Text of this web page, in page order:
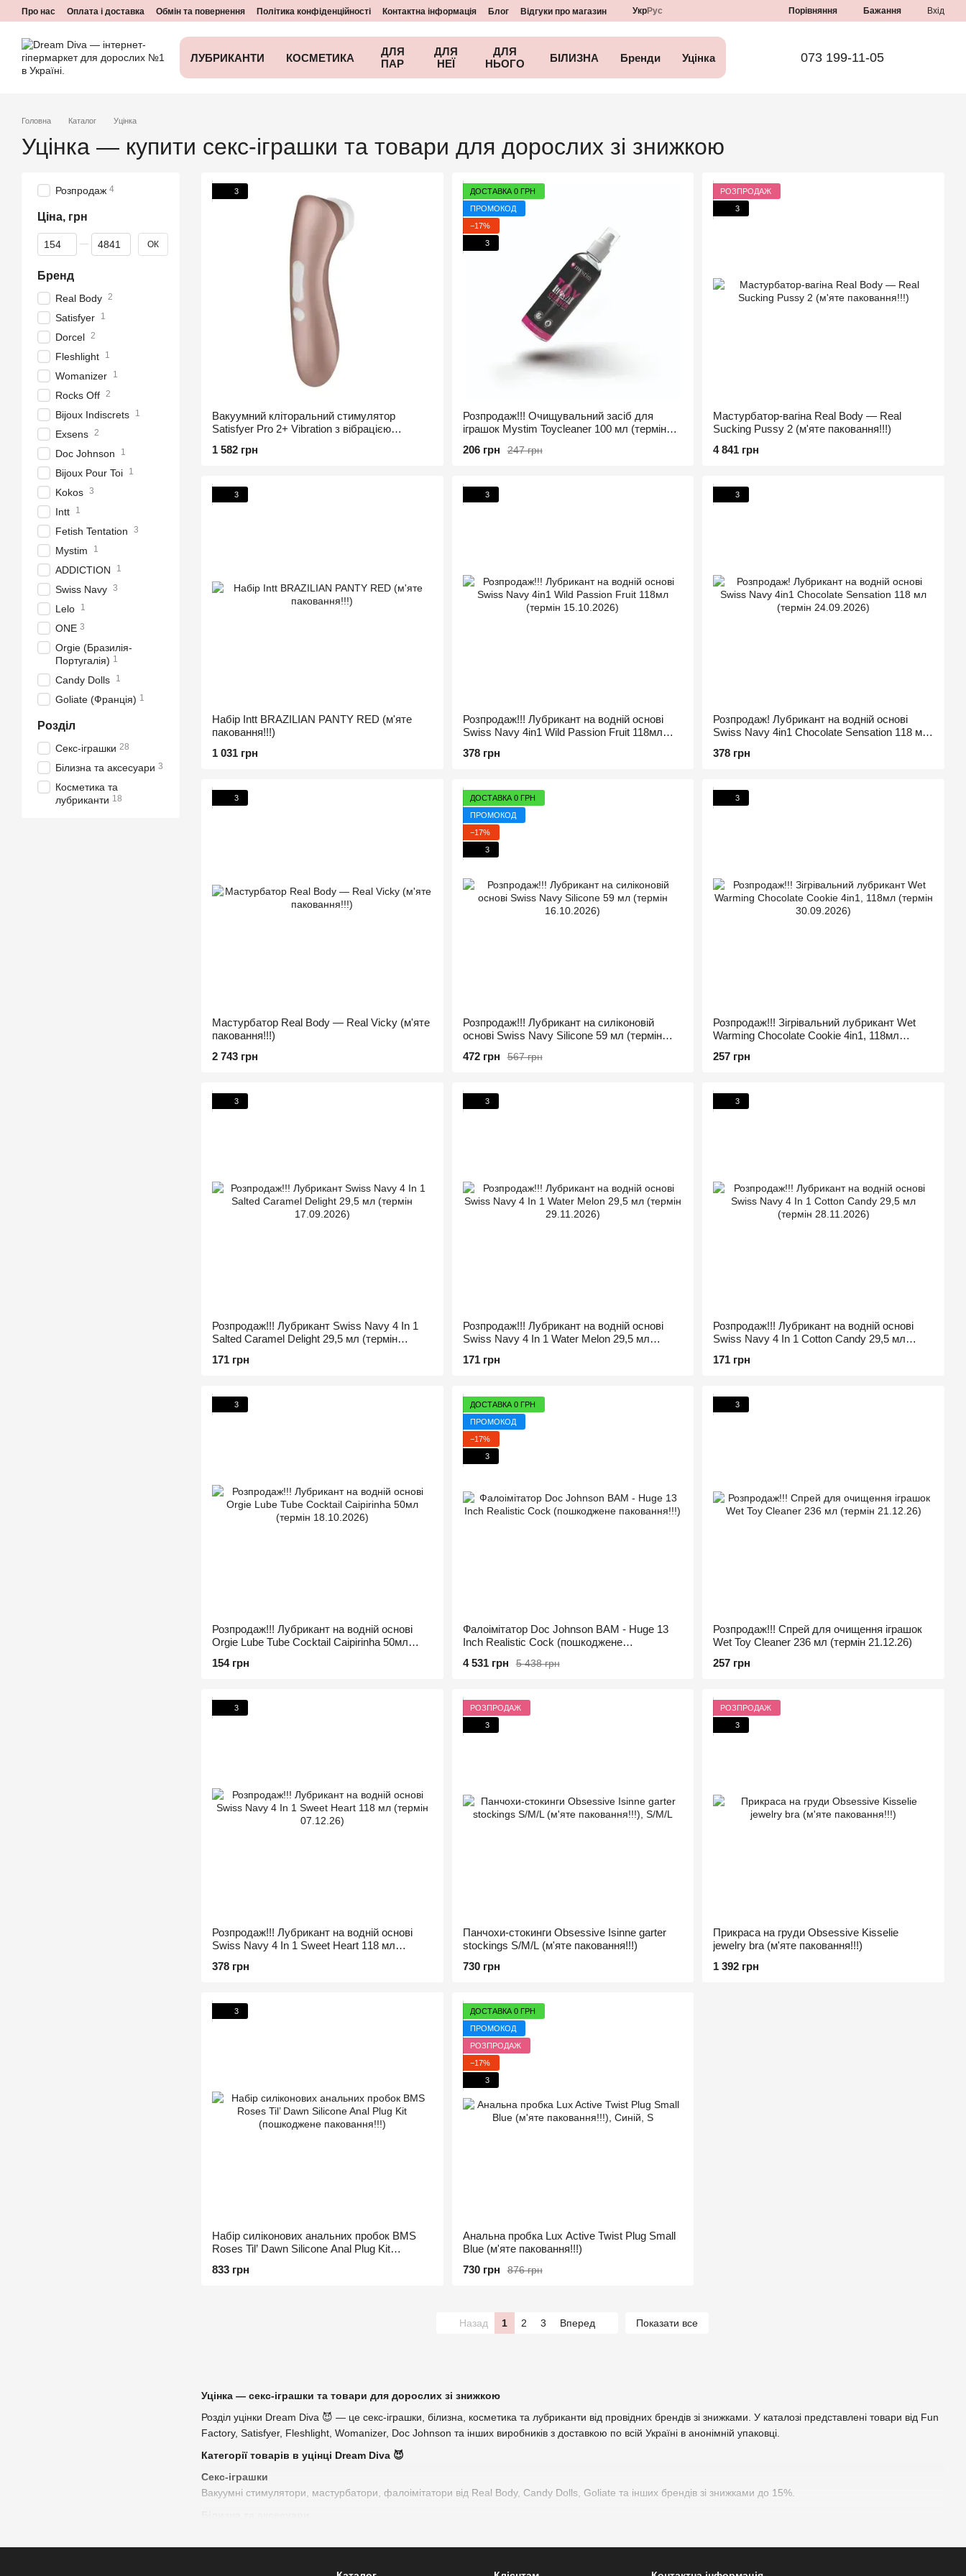
Перейти до основного контенту
Про нас Оплата і доставка Обмін та повернення Політика конфіденційності Контактна інформація Блог Відгуки про магазин УкрРус Порівняння Бажання Вхід
ЛУБРИКАНТИ КОСМЕТИКА
ДЛЯ
ПАР
ДЛЯ
НЕЇ
ДЛЯ
НЬОГО
БІЛИЗНА Бренди Уцінка 073 199-11-05
Головна Каталог Уцінка
Уцінка — купити секс-іграшки та товари для дорослих зі знижкою
Уцінка — секс-іграшки та товари для дорослих зі знижкою
Розділ уцінки Dream Diva 😈 — це секс-іграшки, білизна, косметика та лубриканти від провідних брендів зі знижками. У каталозі представлені товари від Fun
Factory, Satisfyer, Fleshlight, Womanizer, Doc Johnson та інших виробників з доставкою по всій Україні в анонімній упаковці.
Категорії товарів в уцінці Dream Diva 😈
Секс-іграшки
Вакуумні стимулятори, мастурбатори, фалоімітатори від Real Body, Candy Dolls, Goliate та інших брендів зі знижками до 15%.
3
Вакуумний кліторальний стимулятор
Satisfyer Pro 2+ Vibration з вібрацією
1 582 грн
ДОСТАВКА 0 ГРН
ПРОМОКОД
−17%
3
Розпродаж!!! Очищувальний засіб для
іграшок Mystim Toycleaner 100 мл (термін
247 грн
206 грн
РОЗПРОДАЖ
3
Мастурбатор-вагіна Real Body — Real
Sucking Pussy 2 (м'яте паковання!!!)
4 841 грн
3
Набір Intt BRAZILIAN PANTY RED (м'яте
паковання!!!)
1 031 грн
3
Розпродаж!!! Лубрикант на водній основі
Swiss Navy 4in1 Wild Passion Fruit 118мл
378 грн
3
Розпродаж! Лубрикант на водній основі
Swiss Navy 4in1 Chocolate Sensation 118 мл
378 грн
3
Мастурбатор Real Body — Real Vicky (м'яте
паковання!!!)
2 743 грн
ДОСТАВКА 0 ГРН
ПРОМОКОД
−17%
3
Розпродаж!!! Лубрикант на силіконовій
основі Swiss Navy Silicone 59 мл (термін
567 грн
472 грн
3
Розпродаж!!! Зігрівальний лубрикант Wet
Warming Chocolate Cookie 4in1, 118мл
257 грн
3
Розпродаж!!! Лубрикант Swiss Navy 4 In 1
Salted Caramel Delight 29,5 мл (термін
171 грн
3
Розпродаж!!! Лубрикант на водній основі
Swiss Navy 4 In 1 Water Melon 29,5 мл
171 грн
3
Розпродаж!!! Лубрикант на водній основі
Swiss Navy 4 In 1 Cotton Candy 29,5 мл
171 грн
3
Розпродаж!!! Лубрикант на водній основі
Orgie Lube Tube Cocktail Caipirinha 50мл
154 грн
ДОСТАВКА 0 ГРН
ПРОМОКОД
−17%
3
Фалоімітатор Doc Johnson BAM - Huge 13
Inch Realistic Cock (пошкоджене
5 438 грн
4 531 грн
3
Розпродаж!!! Спрей для очищення іграшок
Wet Toy Cleaner 236 мл (термін 21.12.26)
257 грн
3
Розпродаж!!! Лубрикант на водній основі
Swiss Navy 4 In 1 Sweet Heart 118 мл
378 грн
РОЗПРОДАЖ
3
Панчохи-стокинги Obsessive Isinne garter
stockings S/M/L (м'яте паковання!!!)
730 грн
РОЗПРОДАЖ
3
Прикраса на груди Obsessive Kisselie
jewelry bra (м'яте паковання!!!)
1 392 грн
3
Набір силіконових анальних пробок BMS
Roses Til’ Dawn Silicone Anal Plug Kit
833 грн
ДОСТАВКА 0 ГРН
ПРОМОКОД
РОЗПРОДАЖ
−17%
3
Анальна пробка Lux Active Twist Plug Small
Blue (м'яте паковання!!!)
876 грн
730 грн
Назад 1 2 3 Вперед Показати все
Розпродаж 4
Ціна, грн
Від Ціна, грн
До Ціна, грн ОК
Бренд
Real Body 2
Satisfyer 1
Dorcel 2
Fleshlight 1
Womanizer 1
Rocks Off 2
Bijoux Indiscrets 1
Exsens 2
Doc Johnson 1
Bijoux Pour Toi 1
Kokos 3
Intt 1
Fetish Tentation 3
Mystim 1
ADDICTION 1
Swiss Navy 3
Lelo 1
ONE 3
Orgie (Бразилія-
Португалія) 1
Candy Dolls 1
Goliate (Франція) 1
Розділ
Секс-іграшки 28
Білизна та аксесуари 3
Косметика та
лубриканти 18